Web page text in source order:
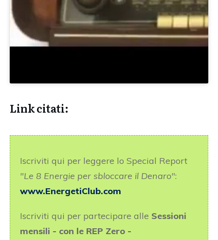
Link citati:
Iscriviti qui per leggere lo Special Report
"Le 8 Energie per sbloccare il Denaro":
www.EnergetiClub.com
Iscriviti qui per partecipare alle Sessioni
mensili - con le REP Zero -